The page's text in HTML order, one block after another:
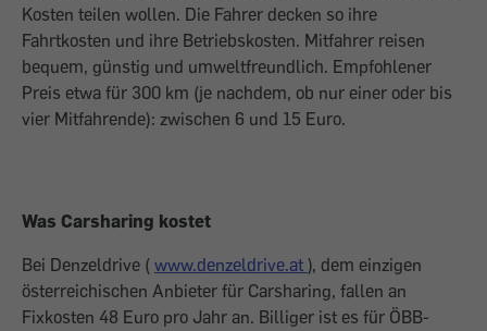
Kosten teilen wollen. Die Fahrer decken so ihre
Fahrtkosten und ihre Betriebskosten. Mitfahrer reisen
bequem, günstig und umweltfreundlich. Empfohlener
Preis etwa für 300 km (je nachdem, ob nur einer oder bis
vier Mitfahrende): zwischen 6 und 15 Euro.
Was Carsharing kostet
Bei Denzeldrive ( www.denzeldrive.at ), dem einzigen
österreichischen Anbieter für Carsharing, fallen an
Fixkosten 48 Euro pro Jahr an. Billiger ist es für ÖBB-